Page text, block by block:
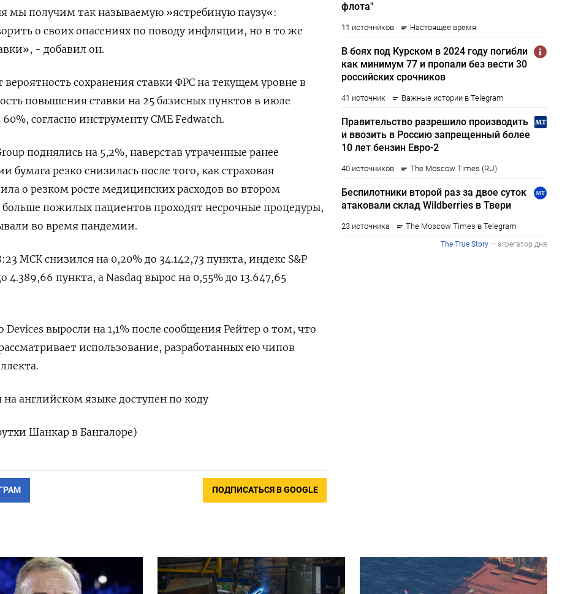
мы получим так называемую »ястребиную паузу«:
о своих опасениях по поводу инфляции, но в то же
- добавил он.
сохранения ставки ФРС на текущем уровне в
повышения ставки на 25 базисных пунктов в июле
согласно инструменту CME Fedwatch.
поднялись на 5,2%, наверстав утраченные ранее
бумага резко снизилась после того, как страховая
о резком росте медицинских расходов во втором
больше пожилых пациентов проходят несрочные процедуры,
во время пандемии.
МСК снизился на 0,20% до 34.142,73 пункта, индекс S&P
4.389,66​ пункта, а Nasdaq вырос на 0,55% до 13.647,65
выросли на 1,1% после сообщения Рейтер о том, что
использование, разработанных ею чипов
английском языке доступен по коду
Шанкар в Бангалоре)
ПОДПИСАТЬСЯ В GOOGLE